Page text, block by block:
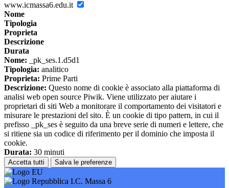
www.icmassa6.edu.it
Nome
Tipologia
Proprieta
Descrizione
Durata
Nome: _pk_ses.1.d5d1
Tipologia: analitico
Proprieta: Prime Parti
Descrizione: Questo nome di cookie è associato alla piattaforma di
analisi web open source Piwik. Viene utilizzato per aiutare i
proprietari di siti Web a monitorare il comportamento dei visitatori e
misurare le prestazioni del sito. È un cookie di tipo pattern, in cui il
prefisso _pk_ses è seguito da una breve serie di numeri e lettere, che
si ritiene sia un codice di riferimento per il dominio che imposta il
cookie.
Durata: 30 minuti
Accetta tutti Salva le preferenze
I.C. Massa 6